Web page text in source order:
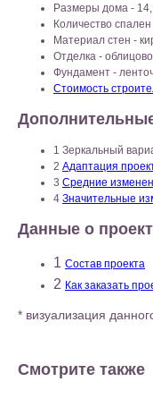
Размеры дома -
Количество
Материал стен -
Отделка -
Фундамент -
Стоимость
1 Зеркальный
2 Адаптация
3 Средние
4 Значительные
Данные о
1 Состав проекта
2 Как заказать
* визуализация
Смотрите также